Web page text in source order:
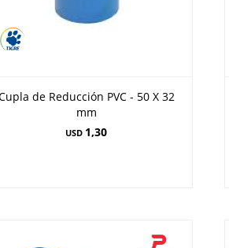
de Reducción PVC - 50 X 32
mm
USD 1,30